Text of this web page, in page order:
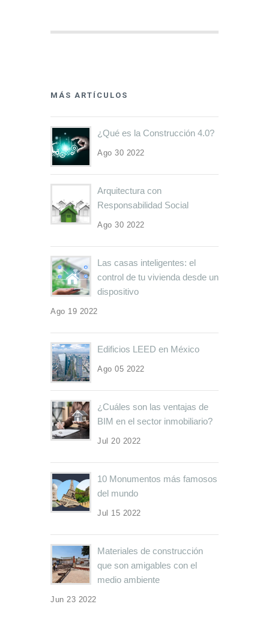
MÁS ARTÍCULOS
¿Qué es la Construcción 4.0?
Ago 30 2022
Arquitectura con
Responsabilidad Social
Ago 30 2022
Las casas inteligentes: el
control de tu vivienda desde un
dispositivo
Ago 19 2022
Edificios LEED en México
Ago 05 2022
¿Cuáles son las ventajas de
BIM en el sector inmobiliario?
Jul 20 2022
10 Monumentos más famosos
del mundo
Jul 15 2022
Materiales de construcción
que son amigables con el
medio ambiente
Jun 23 2022